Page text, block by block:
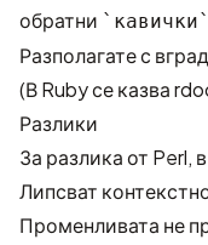
обратни `кавички`
Разполагате с
(В Ruby се казва
Разлики
За разлика от Perl,
Липсват
Променливата не